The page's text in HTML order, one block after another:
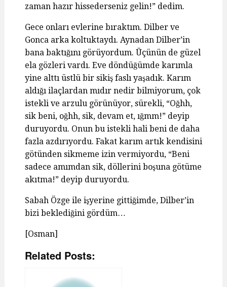
zaman hazır hissederseniz gelin!” dedim.
Gece onları evlerine bıraktım. Dilber ve
Gonca arka koltuktaydı. Aynadan Dilber’in
bana baktığını görüyordum. Üçünün de güzel
ela gözleri vardı. Eve döndüğümde karımla
yine alttı üstlü bir sikiş faslı yaşadık. Karım
aldığı ilaçlardan mıdır nedir bilmiyorum, çok
istekli ve arzulu görünüyor, sürekli, “Oğhh,
sik beni, oğhh, sik, devam et, ığmm!” deyip
duruyordu. Onun bu istekli hali beni de daha
fazla azdırıyordu. Fakat karım artık kendisini
götünden sikmeme izin vermiyordu, “Beni
sadece amımdan sik, döllerini boşuna götüme
akıtma!” deyip duruyordu.
Sabah Özge ile işyerine gittiğimde, Dilber’in
bizi beklediğini gördüm…
[Osman]
Related Posts: